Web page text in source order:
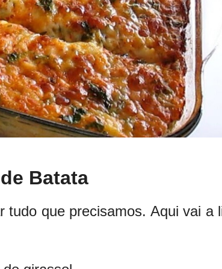
Batata
tudo que precisamos. Aqui vai a